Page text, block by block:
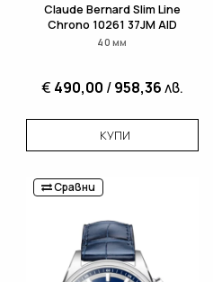
Claude Bernard Slim Line
Chrono 10261 37JM AID
40 мм
€ 490,00 /958,36лв.
КУПИ
Сравни